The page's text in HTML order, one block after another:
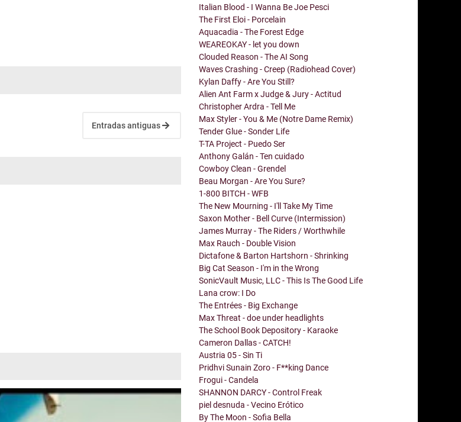
Entradas antiguas
Italian Blood - I Wanna Be Joe Pesci
The First Eloi - Porcelain
Aquacadia - The Forest Edge
WEAREOKAY - let you down
Clouded Reason - The AI Song
Waves Crashing - Creep (Radiohead Cover)
Kylan Daffy - Are You Still?
Alien Ant Farm x Judge & Jury - Actitud
Christopher Ardra - Tell Me
Max Styler - You & Me (Notre Dame Remix)
Tender Glue - Sonder Life
T-TA Project - Puedo Ser
Anthony Galán - Ten cuidado
Cowboy Clean - Grendel
Beau Morgan - Are You Sure?
1-800 BITCH - WFB
The New Mourning - I'll Take My Time
Saxon Mother - Bell Curve (Intermission)
James Murray - The Riders / Worthwhile
Max Rauch - Double Vision
Dictafone & Barton Hartshorn - Shrinking
Big Cat Season - I'm in the Wrong
SonicVault Music, LLC - This Is The Good Life
Lana crow: I Do
The Entrées - Big Exchange
Max Threat - doe under headlights
The School Book Depository - Karaoke
Cameron Dallas - CATCH!
Austria 05 - Sin Ti
Pridhvi Sunain Zoro - F**king Dance
Frogui - Candela
SHANNON DARCY - Control Freak
piel desnuda - Vecino Erótico
By The Moon - Sofia Bella